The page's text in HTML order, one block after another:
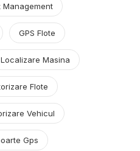
Management
GPS Flote
Localizare Masina
Flote
Vehicul
Gps